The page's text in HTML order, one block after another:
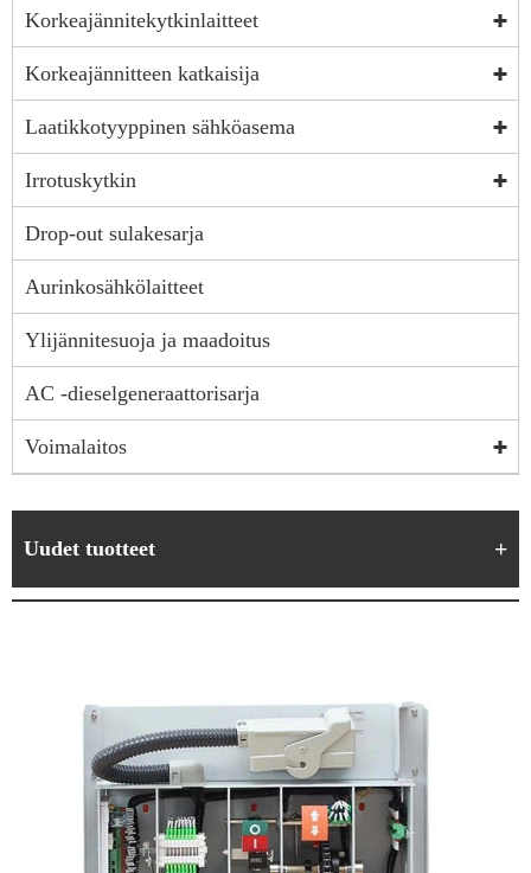
Korkeajännitekytkinlaitteet
Korkeajännitteen katkaisija
Laatikkotyyppinen sähköasema
Irrotuskytkin
Drop-out sulakesarja
Aurinkosähkölaitteet
Ylijännitesuoja ja maadoitus
AC -dieselgeneraattorisarja
Voimalaitos
Uudet tuotteet